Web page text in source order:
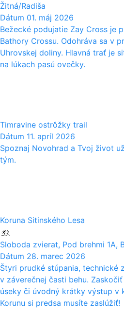
Žitná/Radiša
Dátum 01. máj 2026
Bežecké podujatie Zay Cross je
Bathory Crossu. Odohráva sa v
Uhrovskej doliny. Hlavná trať je
na lúkach pasú ovečky.
Timravine ostrôžky trail
Dátum 11. apríl 2026
Spoznaj Novohrad a Tvoj život
tým.
Koruna Sitinského Lesa
Sloboda zvierat, Pod brehmi 1A,
Dátum 28. marec 2026
Štyri prudké stúpania, technické
v záverečnej časti behu.
úseky či úvodný krátky výstup v
Korunu si predsa musíte zaslúžiť!